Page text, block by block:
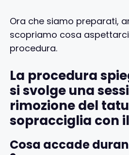
Ora che siamo preparati,
scopriamo cosa
procedura.
La procedura
si svolge una
rimozione del
sopracciglia con
Cosa accade